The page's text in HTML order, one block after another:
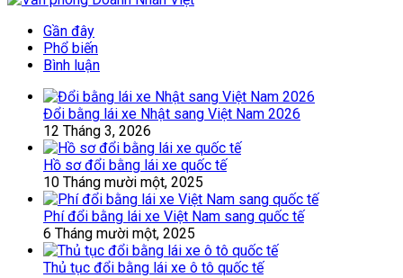
Gần đây
Phổ biến
Bình luận
Đổi bằng lái xe Nhật sang Việt Nam 2026
12 Tháng 3, 2026
Hồ sơ đổi bằng lái xe quốc tế
10 Tháng mười một, 2025
Phí đổi bằng lái xe Việt Nam sang quốc tế
6 Tháng mười một, 2025
Thủ tục đổi bằng lái xe ô tô quốc tế